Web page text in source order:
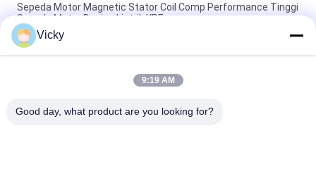
Sepeda Motor Magnetic Stator Coil Comp Performance Tinggi
Sepeda Motor Bagian Listrik KRF
Konektor Relay Sepeda Motor Listrik Kriss 100 untuk Pembeli
B2B Kinerja Baik Pria 6.3mm
Relay pemutar listrik sepeda motor untuk NOUVO Pin konektor
Vicky
9:19 AM
Good day, what product are you looking for?